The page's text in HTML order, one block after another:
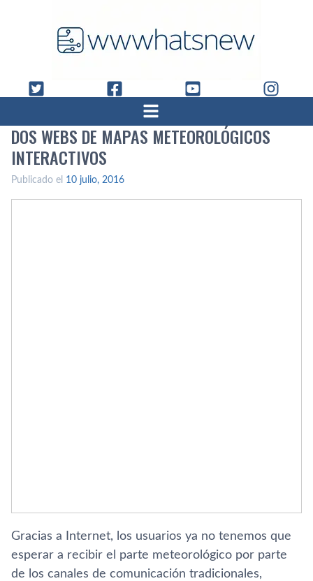
DOS WEBS DE MAPAS METEOROLÓGICOS
INTERACTIVOS
Publicado el 10 julio, 2016
Gracias a Internet, los usuarios ya no tenemos que
esperar a recibir el parte meteorológico por parte
de los canales de comunicación tradicionales,